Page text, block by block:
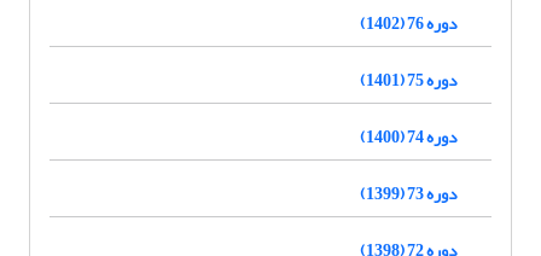
دوره 76 (1402)
دوره 75 (1401)
دوره 74 (1400)
دوره 73 (1399)